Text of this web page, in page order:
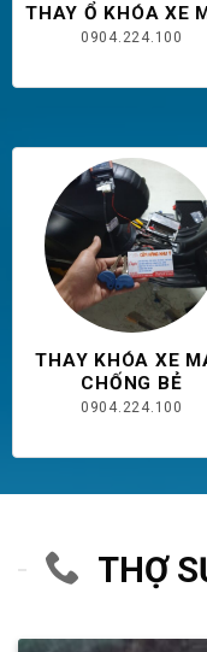
THAY Ổ KHÓA XE
0904.224.100
THAY KHÓA XE
CHỐNG BẺ
0904.224.100
THỢ